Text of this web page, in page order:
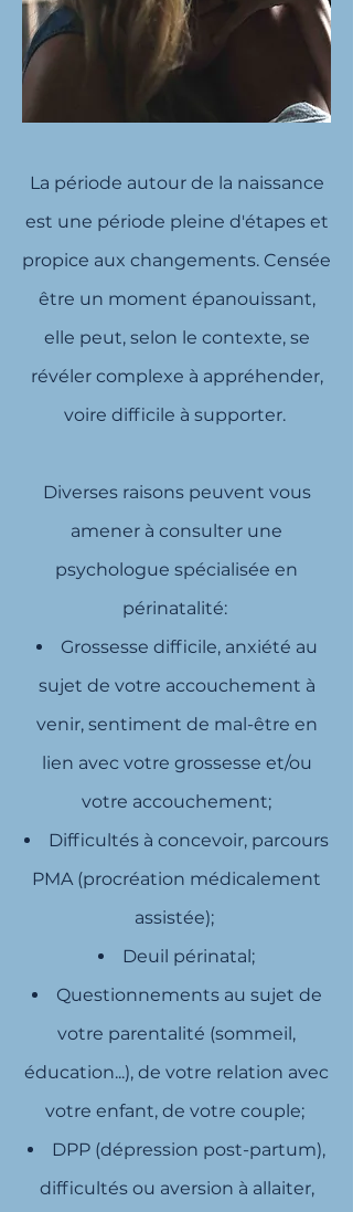
La période autour de la naissance
est une période pleine d'étapes et
propice aux changements. Censée
être un moment épanouissant,
elle peut, selon le contexte, se
révéler complexe à appréhender,
voire difficile à supporter.
Diverses raisons peuvent vous
amener à consulter une
psychologue spécialisée en
périnatalité:
Grossesse difficile, anxiété au
sujet de votre accouchement à
venir, sentiment de mal-être en
lien avec votre grossesse et/ou
votre accouchement;
Difficultés à concevoir, parcours
PMA (procréation médicalement
assistée);
Deuil périnatal;
Questionnements au sujet de
votre parentalité (sommeil,
éducation...), de votre relation avec
votre enfant, de votre couple;
DPP (dépression post-partum),
difficultés ou aversion à allaiter,